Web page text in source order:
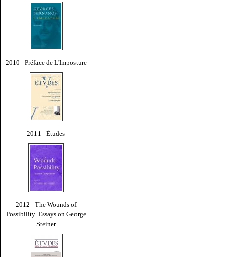
2010 - Préface de L'Imposture
2011 - Études
2012 - The Wounds of
Possibility. Essays on George
Steiner